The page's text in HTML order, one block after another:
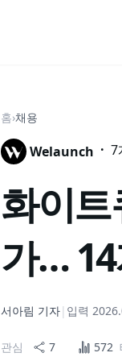
홈›채용
Welaunch · 7
화이트
가…
서아림 기자| 입력
관심 7 572